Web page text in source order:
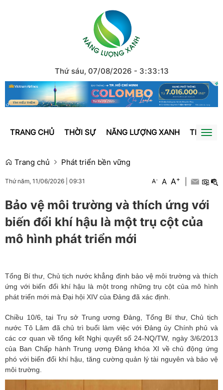
Thứ sáu, 07/08/2026 - 3:33:14
TRANG CHỦ THỜI SỰ NĂNG LƯỢNG XANH TRÁI
Trang chủ
Phát triển bền vững
Thứ năm, 11/06/2026 09:31 A- A A+
Bảo vệ môi trường và thích ứng với
biến đổi khí hậu là một trụ cột của
mô hình phát triển mới
Tổng Bí thư, Chủ tịch nước khẳng định bảo vệ môi trường và thích
ứng với biến đổi khí hậu là một trong những trụ cột của mô hình
phát triển mới mà Đại hội XIV của Đảng đã xác định.
Chiều 10/6, tại Trụ sở Trung ương Đảng, Tổng Bí thư, Chủ tịch
nước Tô Lâm đã chủ trì buổi làm việc với Đảng ủy Chính phủ và
các cơ quan về tổng kết Nghị quyết số 24-NQ/TW, ngày 3/6/2013
của Ban Chấp hành Trung ương Đảng khóa XI về chủ động ứng
phó với biến đổi khí hậu, tăng cường quản lý tài nguyên và bảo vệ
môi trường.